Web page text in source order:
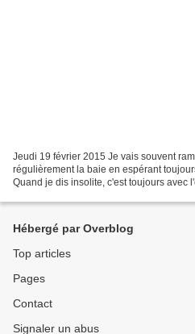
Jeudi 19 février 2015 Je vais souvent
régulièrement la baie en espérant
Quand je dis insolite, c'est toujours avec
Hébergé par Overblog
Top articles
Pages
Contact
Signaler un abus